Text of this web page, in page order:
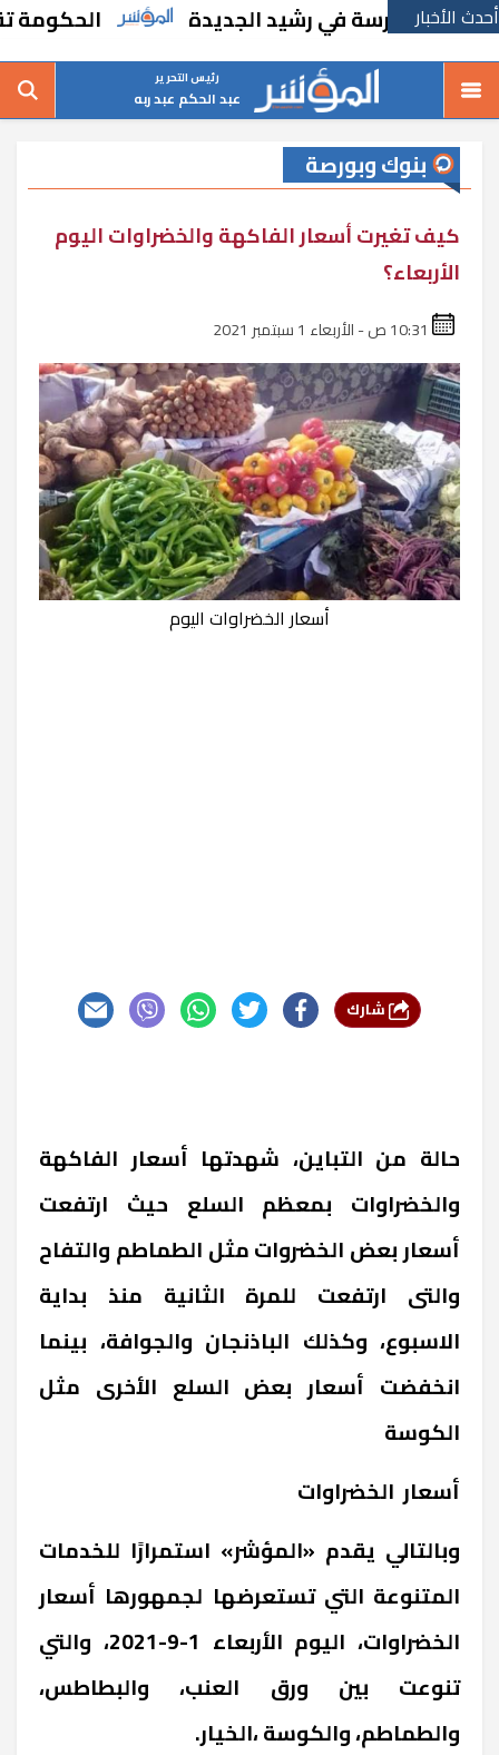
أحدث الأخبار
مدرسة في رشيد الجديدة الحكومة تقر
رئيس التحرير
عبد الحكم عبد ربه
بنوك وبورصة
كيف تغيرت أسعار الفاكهة والخضراوات اليوم
الأربعاء؟
أسعار الخضراوات اليوم
حالة من التباين، شهدتها أسعار الفاكهة
والخضراوات بمعظم السلع حيث ارتفعت
أسعار بعض الخضروات مثل الطماطم والتفاح
والتى ارتفعت للمرة الثانية منذ بداية
الاسبوع، وكذلك الباذنجان والجوافة، بينما
انخفضت أسعار بعض السلع الأخرى مثل
الكوسة
أسعار الخضراوات
وبالتالي يقدم «المؤشر» استمرارًا للخدمات
المتنوعة التي تستعرضها لجمهورها أسعار
الخضراوات، اليوم الأربعاء 1-9-2021، والتي
تنوعت بين ورق العنب، والبطاطس،
والطماطم، والكوسة ،الخيار.